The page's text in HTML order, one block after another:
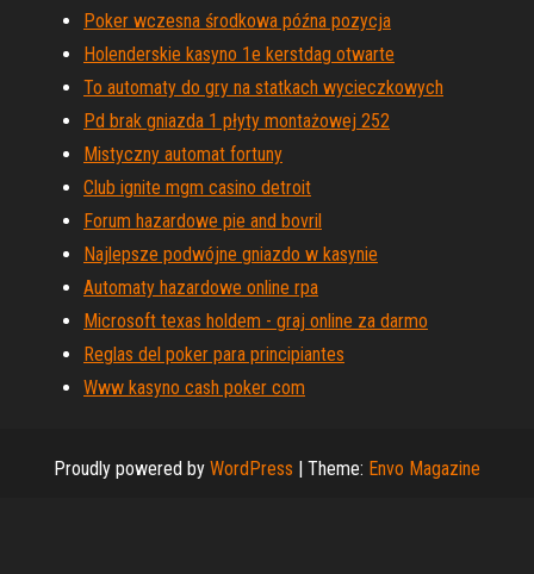
Poker wczesna środkowa późna pozycja
Holenderskie kasyno 1e kerstdag otwarte
To automaty do gry na statkach wycieczkowych
Pd brak gniazda 1 płyty montażowej 252
Mistyczny automat fortuny
Club ignite mgm casino detroit
Forum hazardowe pie and bovril
Najlepsze podwójne gniazdo w kasynie
Automaty hazardowe online rpa
Microsoft texas holdem - graj online za darmo
Reglas del poker para principiantes
Www kasyno cash poker com
Proudly powered by WordPress | Theme: Envo Magazine